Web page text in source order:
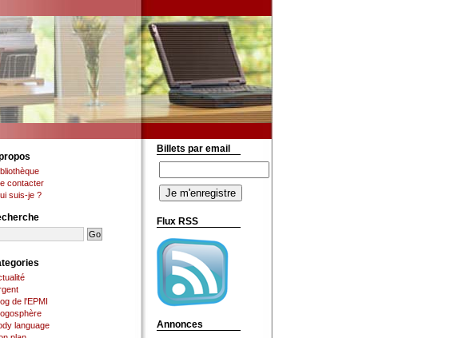
contacter
suis-je ?
de l'EPMI
language
Billets par email
Flux RSS
Annonces